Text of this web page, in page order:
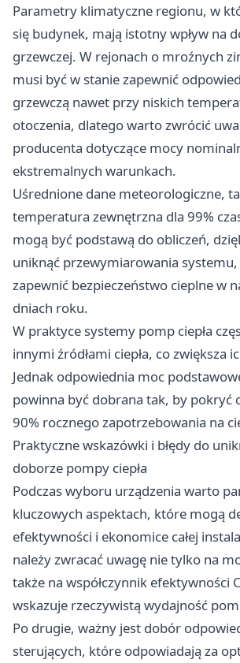
Parametry klimatyczne regionu, w
się budynek, mają istotny wpływ na
grzewczej. W rejonach o mroźnych
musi być w stanie zapewnić
grzewczą nawet przy niskich
otoczenia, dlatego warto zwrócić
producenta dotyczące mocy
ekstremalnych warunkach.
Uśrednione dane meteorologiczne,
temperatura zewnętrzna dla 99%
mogą być podstawą do obliczeń,
uniknąć przewymiarowania systemu,
zapewnić bezpieczeństwo cieplne w
dniach roku.
W praktyce systemy pomp ciepła
innymi źródłami ciepła, co zwiększa
Jednak odpowiednia moc
powinna być dobrana tak, by pokryć
90% rocznego zapotrzebowania na
Praktyczne wskazówki i błędy do
doborze pompy ciepła
Podczas wyboru urządzenia warto
kluczowych aspektach, które mogą
efektywności i ekonomice całej
należy zwracać uwagę nie tylko na
także na współczynnik efektywności
wskazuje rzeczywistą wydajność
Po drugie, ważny jest dobór
sterujących, które odpowiadają za